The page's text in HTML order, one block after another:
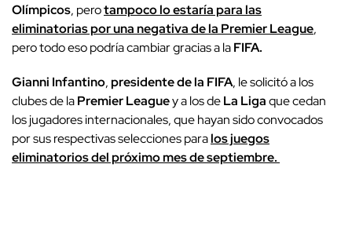
Olímpicos, perotampoco lo estaría para las
eliminatorias por una negativa de la Premier League,
pero todo eso podría cambiar gracias a laFIFA.
Gianni Infantino,presidente de la FIFA, le solicitó a los
clubes de laPremier Leaguey a los deLa Ligaque cedan
los jugadores internacionales, que hayan sido convocados
por sus respectivas selecciones paralos juegos
eliminatorios del próximo mes de septiembre.